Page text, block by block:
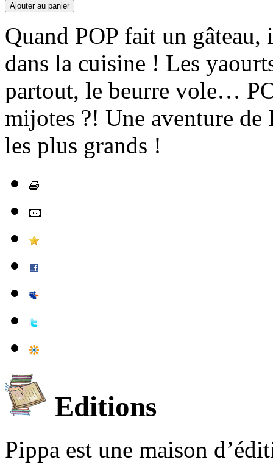
Quand POP fait un gâteau,
dans la cuisine ! Les
partout, le beurre vole…
mijotes ?! Une aventure
les plus grands !
Editions
Pippa est une maison